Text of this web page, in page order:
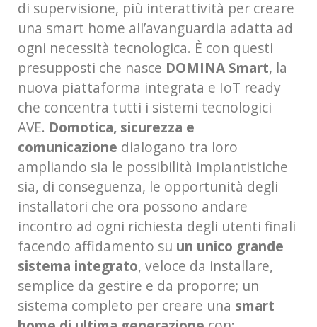
di supervisione, più interattività per creare
una smart home all’avanguardia adatta ad
ogni necessità tecnologica. È con questi
presupposti che nasce DOMINA Smart, la
nuova piattaforma integrata e IoT ready
che concentra tutti i sistemi tecnologici
AVE. Domotica, sicurezza e
comunicazione dialogano tra loro
ampliando sia le possibilità impiantistiche
sia, di conseguenza, le opportunità degli
installatori che ora possono andare
incontro ad ogni richiesta degli utenti finali
facendo affidamento su un unico grande
sistema integrato, veloce da installare,
semplice da gestire e da proporre; un
sistema completo per creare una smart